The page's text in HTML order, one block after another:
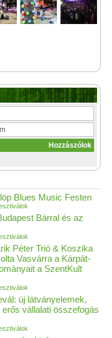
Blues Music Festen
Bárral és az
Péter Trió & Koszika
Vasvárra a Kárpát-
a SzentKult
új látványelemek,
vállalati összefogás